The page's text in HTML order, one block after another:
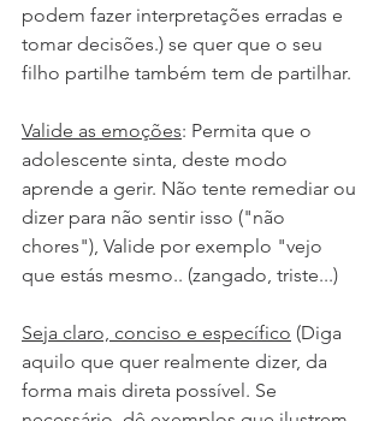
podem fazer interpretações erradas e
tomar decisões.) se quer que o seu
filho partilhe também tem de partilhar.
Valide as emoções: Permita que o
adolescente sinta, deste modo
aprende a gerir. Não tente remediar ou
dizer para não sentir isso ("não
chores"), Valide por exemplo "vejo
que estás mesmo.. (zangado, triste...)
Seja claro, conciso e específico (Diga
aquilo que quer realmente dizer, da
forma mais direta possível. Se